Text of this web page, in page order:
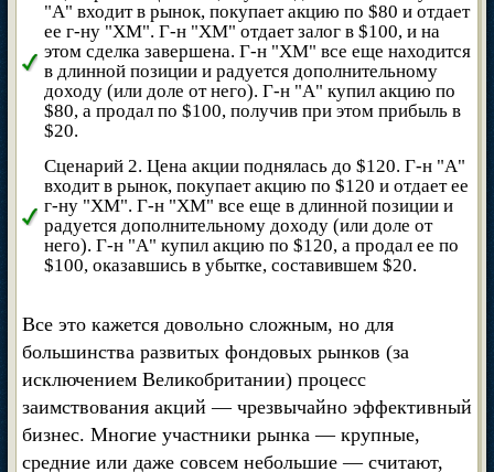
"А" входит в рынок, покупает акцию по $80 и отдает
ее г-ну "ХМ". Г-н "ХМ" отдает залог в $100, и на
этом сделка завершена. Г-н "ХМ" все еще находится
в длинной позиции и радуется дополнительному
доходу (или доле от него). Г-н "А" купил акцию по
$80, а продал по $100, получив при этом прибыль в
$20.
Сценарий 2. Цена акции поднялась до $120. Г-н "А"
входит в рынок, покупает акцию по $120 и отдает ее
г-ну "ХМ". Г-н "ХМ" все еще в длинной позиции и
радуется дополнительному доходу (или доле от
него). Г-н "А" купил акцию по $120, а продал ее по
$100, оказавшись в убытке, составившем $20.
Все это кажется довольно сложным, но для
большинства развитых фондовых рынков (за
исключением Великобритании) процесс
заимствования акций — чрезвычайно эффективный
бизнес. Многие участники рынка — крупные,
средние или даже совсем небольшие — считают,